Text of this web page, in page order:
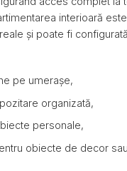
interioară
și poate fi
pe umerașe,
organizată,
personale,
obiecte de decor